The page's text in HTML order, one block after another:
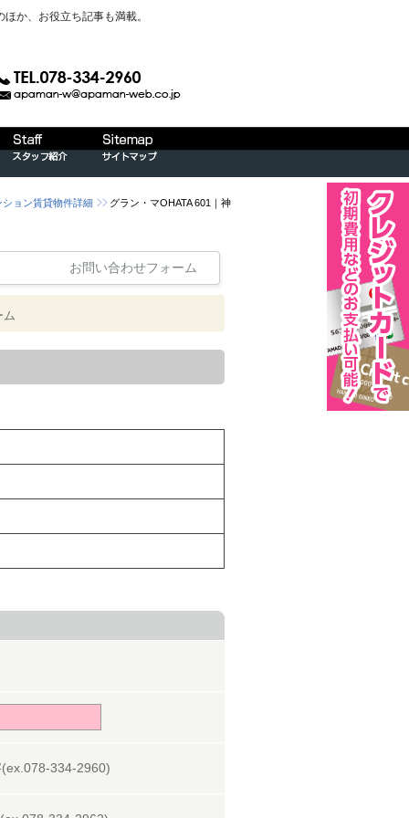
か、お役立ち記事も満載。
ョン賃貸物件詳細
グラン・マOHATA 601｜神
お問い合わせフォーム
ム
334-2960)